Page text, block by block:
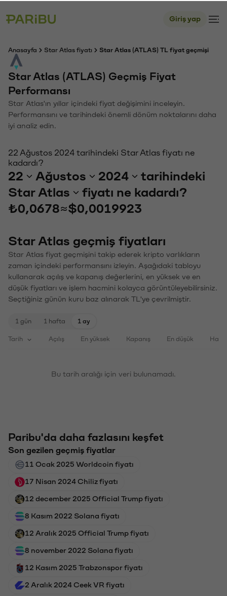
Giriş yap
Anasayfa Star Atlas fiyatı Star Atlas (ATLAS) TL fiyat geçmişi
Star Atlas (ATLAS) Geçmiş Fiyat
Performansı
Star Atlas'ın yıllar içindeki fiyat değişimini inceleyin.
Performansını ve tarihindeki önemli dönüm noktalarını daha
iyi analiz edin.
22 Ağustos 2024 tarihindeki Star Atlas fiyatı ne
kadardı?
22 Ağustos 2024
tarihindeki
Star Atlas
fiyatı ne kadardı?
₺0,0678≈$0,0019923
Star Atlas geçmiş fiyatları
Star Atlas fiyat geçmişini takip ederek kripto varlıkların
zaman içindeki performansını izleyin. Aşağıdaki tabloyu
kullanarak açılış ve kapanış değerlerini, en yüksek ve en
düşük fiyatları ve işlem hacmini kolayca görüntüleyebilirsiniz.
Seçtiğiniz günün kuru baz alınarak TL'ye çevrilmiştir.
1 gün 1 hafta 1 ay
Tarih Açılış En yüksek Kapanış En düşük
Bu tarih aralığı için veri bulunamadı.
Paribu'da daha fazlasını keşfet
Son gezilen geçmiş fiyatlar
11 Ocak 2025 Worldcoin fiyatı
17 Nisan 2024 Chiliz fiyatı
12 december 2025 Official Trump fiyatı
8 Kasım 2022 Solana fiyatı
12 Aralık 2025 Official Trump fiyatı
8 november 2022 Solana fiyatı
12 Kasım 2025 Trabzonspor fiyatı
2 Aralık 2024 Ceek VR fiyatı